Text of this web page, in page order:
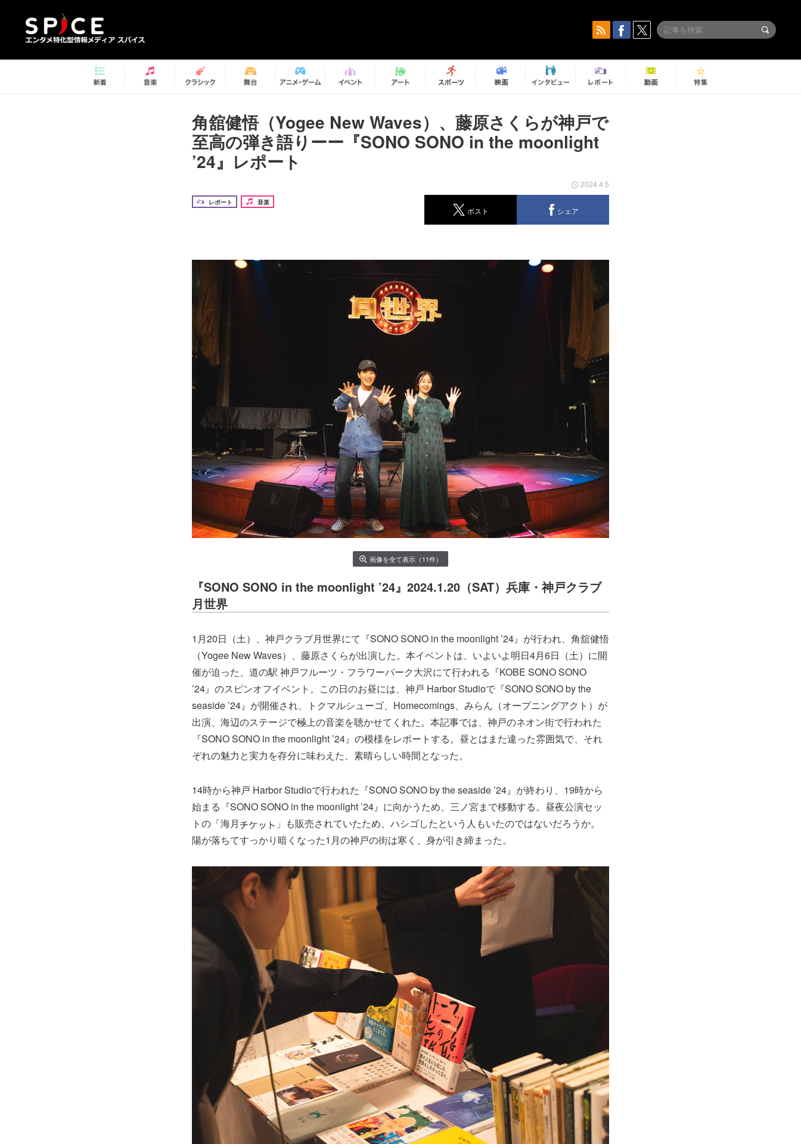
角舘健悟（Yogee New Waves）、藤原さくらが神戸で
至高の弾き語りーー『SONO SONO in the moonlight
’24』レポート
レポート 音楽
2024.4.5
ポスト シェア
画像を全て表示（11件）
『SONO SONO in the moonlight ’24』2024.1.20（SAT）兵庫・神戸クラブ
月世界
1月20日（土）、神戸クラブ月世界にて『SONO SONO in the moonlight ’24』が行われ、角舘健悟
（Yogee New Waves）、藤原さくらが出演した。本イベントは、いよいよ明日4月6日（土）に開
催が迫った、道の駅 神戸フルーツ・フラワーパーク大沢にて行われる『KOBE SONO SONO
’24』のスピンオフイベント。この日のお昼には、神戸 Harbor Studioで『SONO SONO by the
seaside ’24』が開催され、トクマルシューゴ、Homecomings、みらん（オープニングアクト）が
出演、海辺のステージで極上の音楽を聴かせてくれた。本記事では、神戸のネオン街で行われた
『SONO SONO in the moonlight ’24』の模様をレポートする。昼とはまた違った雰囲気で、それ
ぞれの魅力と実力を存分に味わえた、素晴らしい時間となった。
14時から神戸 Harbor Studioで行われた『SONO SONO by the seaside ’24』が終わり、19時から
始まる『SONO SONO in the moonlight ’24』に向かうため、三ノ宮まで移動する。昼夜公演セッ
トの「海月
」も販売されていたため、ハシゴしたという人もいたのではないだろうか。
陽が落ちてすっかり暗くなった1月の神戸の街は寒く、身が引き締まった。